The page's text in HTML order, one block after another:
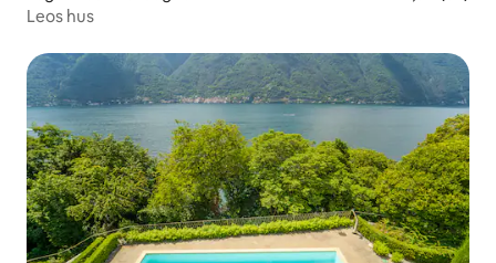
Leos hus